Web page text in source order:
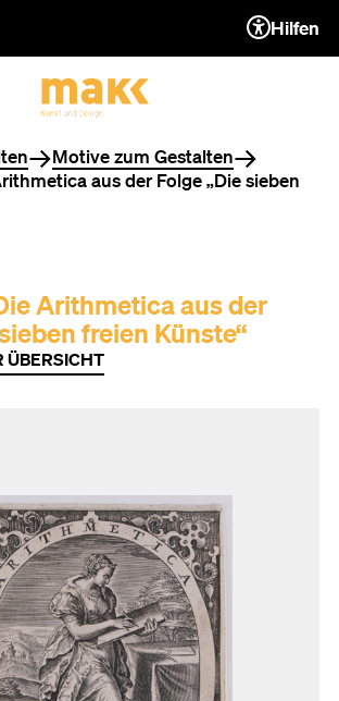
ZUM INHALT (ACCESSKEY 1)
ZUR NAVIGATION
ZUM FOOTER (ACCESSKEY 3)
Hilfen
sich hier
Motive zum Gestalten
aus der Folge „Die sieben
Arithmetica aus der
freien Künste“
ÜBERSICHT